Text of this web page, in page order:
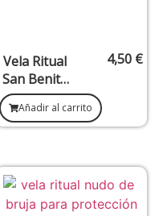
Vela Ritual
San Benito
–
Protección,
Corte y
Espiritual
4,50 €
Añadir al carrito